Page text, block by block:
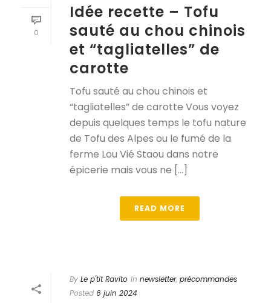
0
Idée recette – Tofu
sauté au chou chinois
et “tagliatelles” de
carotte
Tofu sauté au chou chinois et
“tagliatelles” de carotte Vous voyez
depuis quelques temps le tofu nature
de Tofu des Alpes ou le fumé de la
ferme Lou Vié Staou dans notre
épicerie mais vous ne [...]
READ MORE
By Le p'tit Ravito In newsletter, précommandes
Posted 6 juin 2024